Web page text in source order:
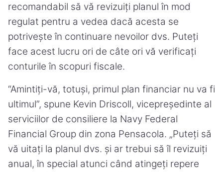
recomandabil să vă revizuiți planul în mod
regulat pentru a vedea dacă acesta se
potrivește în continuare nevoilor dvs. Puteți
face acest lucru ori de câte ori vă verificați
conturile în scopuri fiscale.
“Amintiți-vă, totuși, primul plan financiar nu va fi
ultimul”, spune Kevin Driscoll, vicepreședinte al
serviciilor de consiliere la Navy Federal
Financial Group din zona Pensacola. „Puteți să
vă uitați la planul dvs. și ar trebui să îl revizuiți
anual, în special atunci când atingeți repere